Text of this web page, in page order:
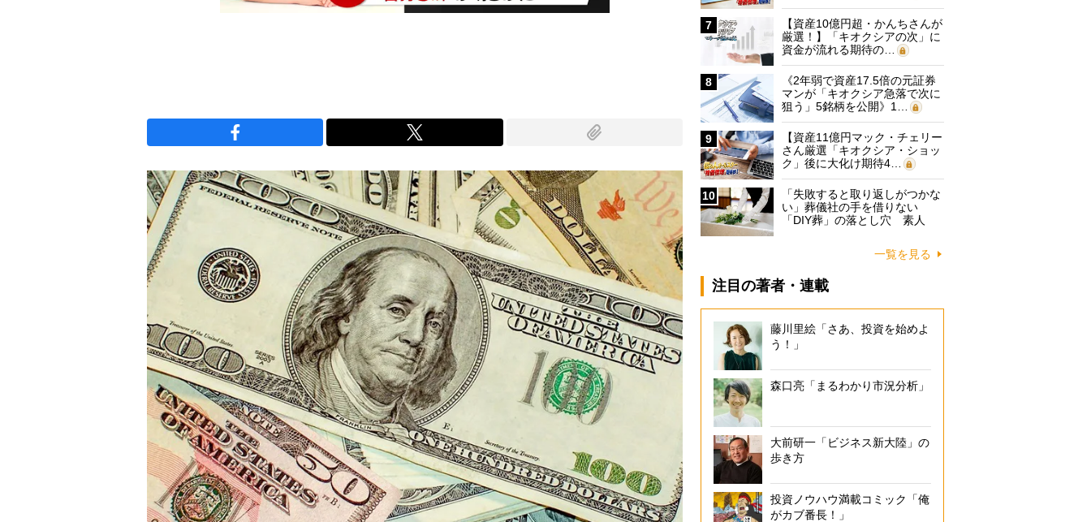
7
【資産10億円超・かんちさんが
厳選！】「キオクシアの次」に
資金が流れる期待の…
8
《2年弱で資産17.5倍の元証券
マンが「キオクシア急落で次に
狙う」5銘柄を公開》1…
9
【資産11億円マック・チェリー
さん厳選「キオクシア・ショッ
ク」後に大化け期待4…
10
「失敗すると取り返しがつかな
い」葬儀社の手を借りない
「DIY葬」の落とし穴 素人
一覧を見る
注目の著者・連載
藤川里絵「さあ、投資を始めよ
う！」
森口亮「まるわかり市況分析」
大前研一「ビジネス新大陸」の
歩き方
投資ノウハウ満載コミック「俺
がカブ番長！」